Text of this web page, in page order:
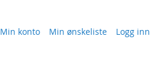
Min konto Min ønskeliste Logg inn